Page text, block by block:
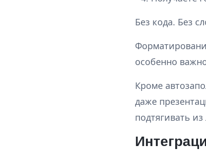
Без кода. Без
особенно
Кроме
даже
подтягивать